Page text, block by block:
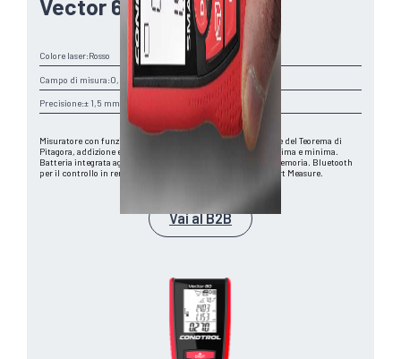
Vector 60
Colore laser:Rosso
Campo di misura:0,05-60 m
Precisione:± 1,5 mm
Misuratore con funzioni di calcolo area/volume, applicazione del Teorema di
Pitagora, addizione e sottrazione e lettura della distanza massima e minima.
Batteria integrata agli ioni di litio e 30 risultati salvabili in memoria. Bluetooth
per il controllo in remoto tramite app gratuita Condtrol Smart Measure.
Vai al B2B